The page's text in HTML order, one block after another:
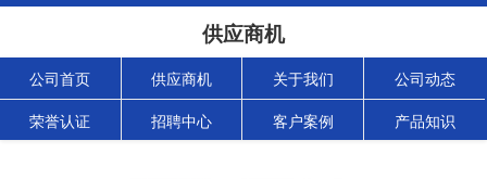
供应商机
公司首页 供应商机 关于我们 公司动态
荣誉认证 招聘中心 客户案例 产品知识